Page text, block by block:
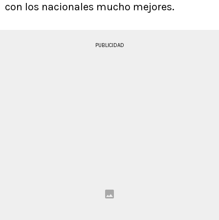
con los nacionales mucho mejores.
PUBLICIDAD